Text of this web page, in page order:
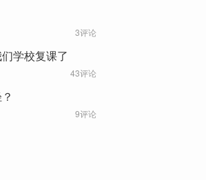
3评论
学校复课了
43评论
9评论